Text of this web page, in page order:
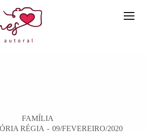
FAMÍLIA
RÉGIA
09/FEVEREIRO/2020